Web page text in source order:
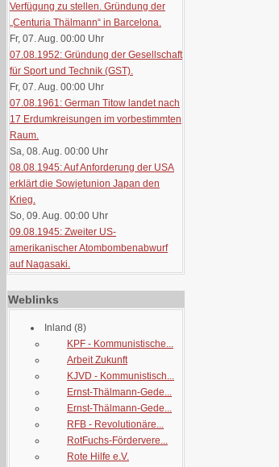
Verfügung zu stellen. Gründung der
„Centuria Thälmann“ in Barcelona.
Fr, 07. Aug. 00:00 Uhr
07.08.1952: Gründung der Gesellschaft
für Sport und Technik (GST).
Fr, 07. Aug. 00:00 Uhr
07.08.1961: German Titow landet nach
17 Erdumkreisungen im vorbestimmten
Raum.
Sa, 08. Aug. 00:00 Uhr
08.08.1945: Auf Anforderung der USA
erklärt die Sowjetunion Japan den
Krieg.
So, 09. Aug. 00:00 Uhr
09.08.1945: Zweiter US-
amerikanischer Atombombenabwurf
auf Nagasaki.
Weblinks
Inland (8)
KPF - Kommunistische...
Arbeit Zukunft
KJVD - Kommunistisch...
Ernst-Thälmann-Gede...
Ernst-Thälmann-Gede...
RFB - Revolutionäre...
RotFuchs-Fördervere...
Rote Hilfe e.V.